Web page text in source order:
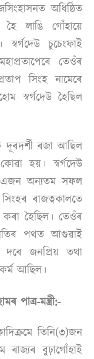
অধিষ্ঠিত
হৈ লাঙি গোঁহায়ে
চুচেংফাই
তেওঁৰ
সিংহ নামেৰে
স্বৰ্গদেউ হৈছিল
দূৰদৰ্শী ৰজা আছিল
হয়। স্বৰ্গদেউ
এজন অন্যতম সফল
ৰাজত্বকালতে
হৈছিল। তেওঁৰ
পথত আগুৱাই
দৰে জনপ্ৰিয় তথা
আছিল।
পাত্ৰ-মন্ত্ৰী:-
তিনি(৩)জন
বুঢ়াগোঁহাই